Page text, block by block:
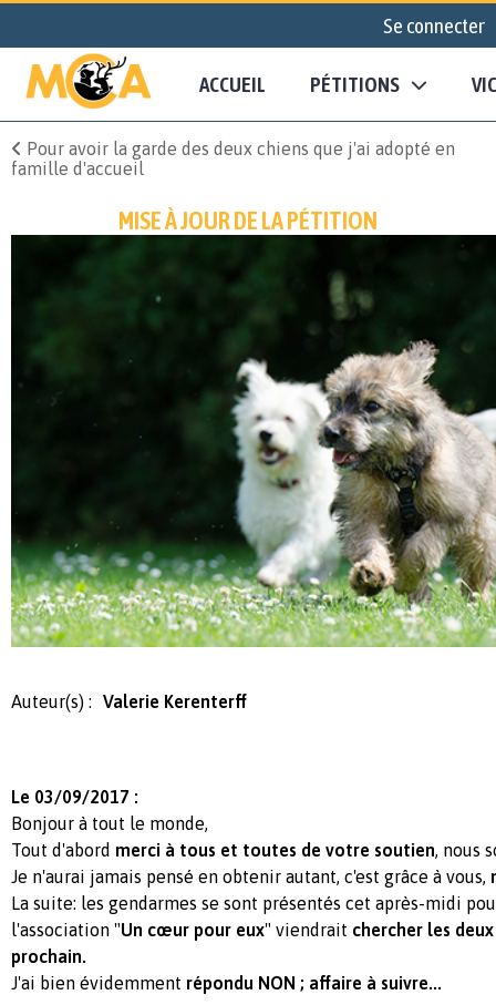
Se connecter
ACCUEIL PÉTITIONS
Pour avoir la garde des deux chiens que j'ai adopté en
famille d'accueil
MISE À JOUR DE LA PÉTITION
Auteur(s) : Valerie Kerenterff
Le 03/09/2017 :
Bonjour à tout le monde,
Tout d'abord merci à tous et toutes de votre soutien, nous
Je n'aurai jamais pensé en obtenir autant, c'est grâce à vous,
La suite: les gendarmes se sont présentés cet après-midi
l'association "Un cœur pour eux" viendrait chercher les
prochain.
J'ai bien évidemment répondu NON ; affaire à suivre...